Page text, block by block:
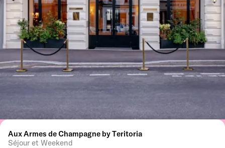
Aux Armes de Champagne by Teritoria
Séjour et Weekend